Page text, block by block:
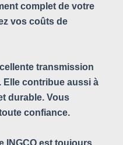
complet de votre
vos coûts de
transmission
Elle contribue aussi à
durable. Vous
confiance.
INGCO est toujours